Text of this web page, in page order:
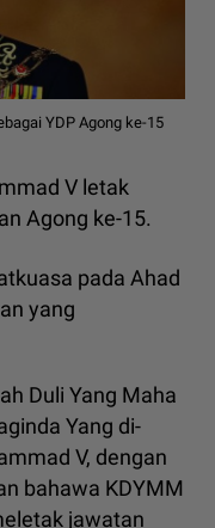
YDP Agong ke-15
V letak
Agong ke-15.
pada Ahad
yang
Duli Yang Maha
Yang di-
V, dengan
bahawa KDYMM
jawatan